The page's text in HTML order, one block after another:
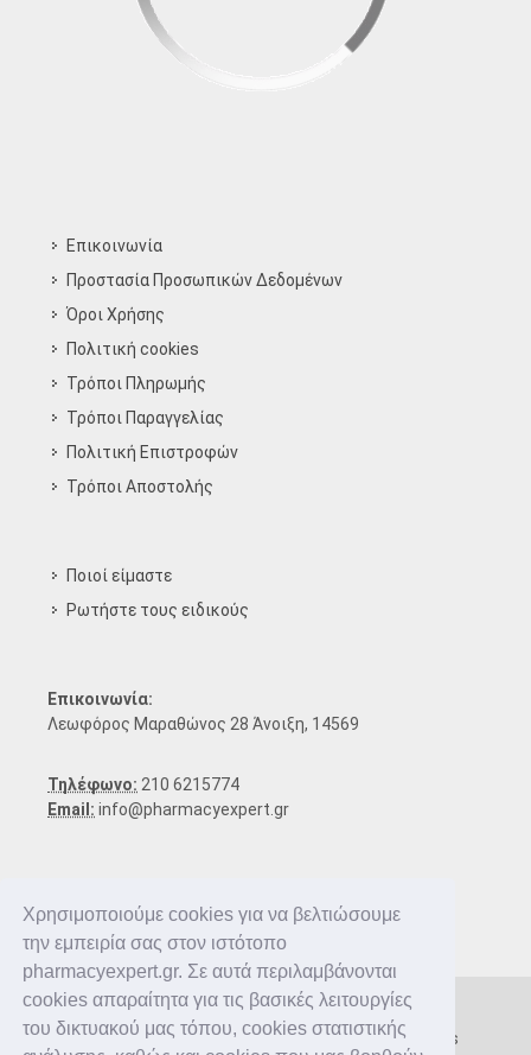
Χρησιμοποιούμε cookies για να βελτιώσουμε
την εμπειρία σας στον ιστότοπο
pharmacyexpert.gr. Σε αυτά περιλαμβάνονται
cookies απαραίτητα για τις βασικές λειτουργίες
του δικτυακού μας τόπου, cookies στατιστικής
Επικοινωνία
Προστασία Προσωπικών Δεδομένων
Όροι Χρήσης
Πολιτική cookies
Τρόποι Πληρωμής
Τρόποι Παραγγελίας
Πολιτική Επιστροφών
Τρόποι Aποστολής
Ποιοί είμαστε
Ρωτήστε τους ειδικούς
Επικοινωνία:
Λεωφόρος Μαραθώνος 28 Άνοιξη, 14569
Τηλέφωνο: 210 6215774
Email: info@pharmacyexpert.gr
Copyright © 2016-2026 Pharmacy Expert. All rights